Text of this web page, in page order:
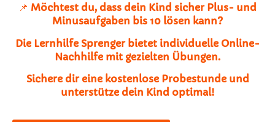
📌 Möchtest du, dass dein Kind sicher Plus- und
Minusaufgaben bis 10 lösen kann?
Die Lernhilfe Sprenger bietet individuelle Online-
Nachhilfe mit gezielten Übungen.
Sichere dir eine kostenlose Probestunde und
unterstütze dein Kind optimal!